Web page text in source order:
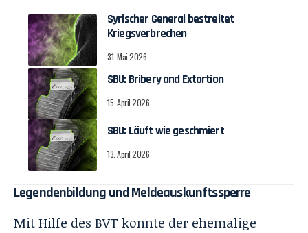
Syrischer General bestreitet
Kriegsverbrechen
31. Mai 2026
SBU: Bribery and Extortion
15. April 2026
SBU: Läuft wie geschmiert
13. April 2026
Legendenbildung und Meldeauskunftssperre
Mit Hilfe des BVT konnte der ehemalige